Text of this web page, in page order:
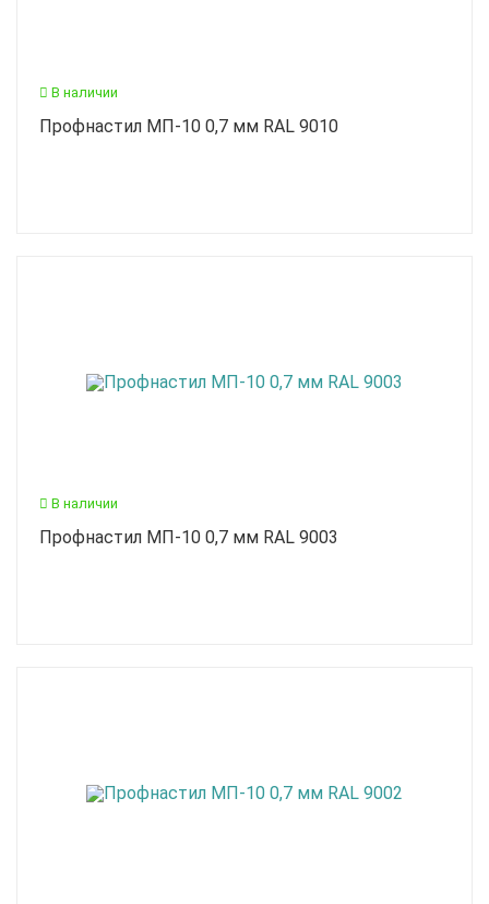
В наличии
Профнастил МП-10 0,7 мм RAL 9010
В наличии
Профнастил МП-10 0,7 мм RAL 9003